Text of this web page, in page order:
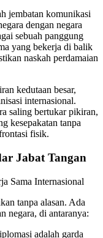
jembatan komunikasi
dengan negara
sebuah panggung
yang bekerja di balik
naskah perdamaian
kedutaan besar,
internasional.
saling bertukar pikiran,
kesepakatan tanpa
fisik.
Jabat Tangan
tanpa alasan. Ada
negara, di antaranya:
adalah garda